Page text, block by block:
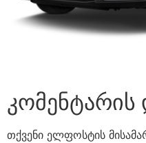
კომენტარის
თქვენი ელფოსტის